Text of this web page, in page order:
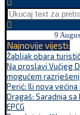
9
Najnovije vijesti:
Žabljak obara
Na proslavi Vučjeg
mogućem
Perić: Ili nova
Dragaš: Saradnja
EPCG